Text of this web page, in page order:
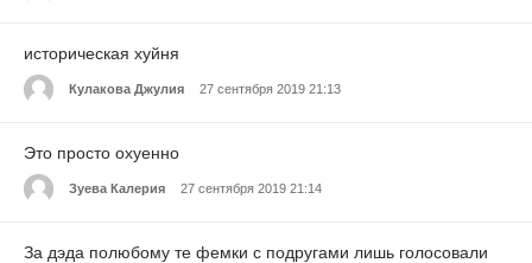
историческая хуйня
Кулакова Джулия 27 сентября 2019 21:13
Это просто охуенно
Зуева Калерия 27 сентября 2019 21:14
За дэда полюбому те фемки с подругами лишь голосовали